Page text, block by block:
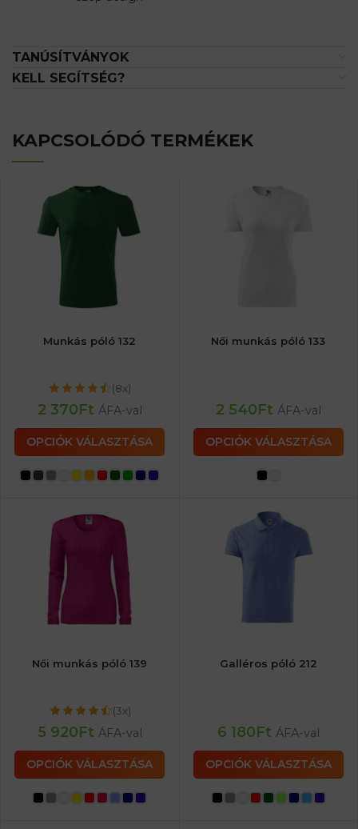
TANÚSÍTVÁNYOK
KELL SEGÍTSÉG?
KAPCSOLÓDÓ TERMÉKEK
Munkás póló 132
(8x)
2 370Ft ÁFA-val
OPCIÓK VÁLASZTÁSA
Női munkás póló 133
2 540Ft ÁFA-val
OPCIÓK VÁLASZTÁSA
Női munkás póló 139
(3x)
5 920Ft ÁFA-val
OPCIÓK VÁLASZTÁSA
Galléros póló 212
6 180Ft ÁFA-val
OPCIÓK VÁLASZTÁSA